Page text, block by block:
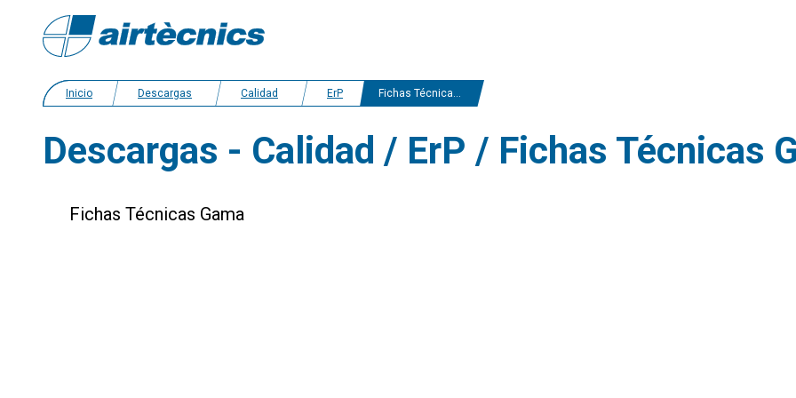
Inicio Descargas Calidad ErP Fichas Técnicas Gama
Descargas - Calidad / ErP / Fichas Técnicas
Fichas Técnicas Gama